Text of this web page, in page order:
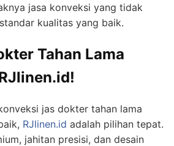
jasa konveksi yang tidak
kualitas yang baik.
Tahan Lama
jas dokter tahan lama
RJlinen.id adalah pilihan tepat.
jahitan presisi, dan desain